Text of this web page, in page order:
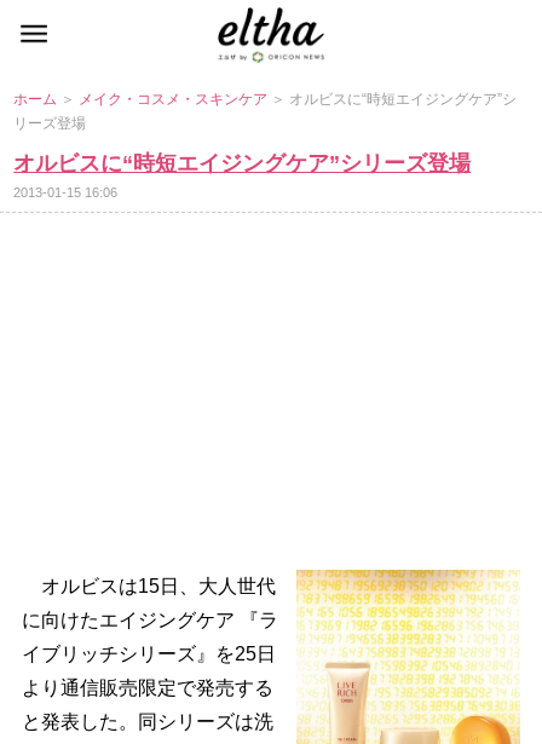
ホーム ＞ メイク・コスメ・スキンケア ＞ オルビスに“時短エイジングケア”シ
リーズ登場
オルビスに“時短エイジングケア”シリーズ登場
2013-01-15 16:06
オルビスは15日、大人世代
に向けたエイジングケア 『ラ
イブリッチシリーズ』を25日
より通信販売限定で発売する
と発表した。同シリーズは洗